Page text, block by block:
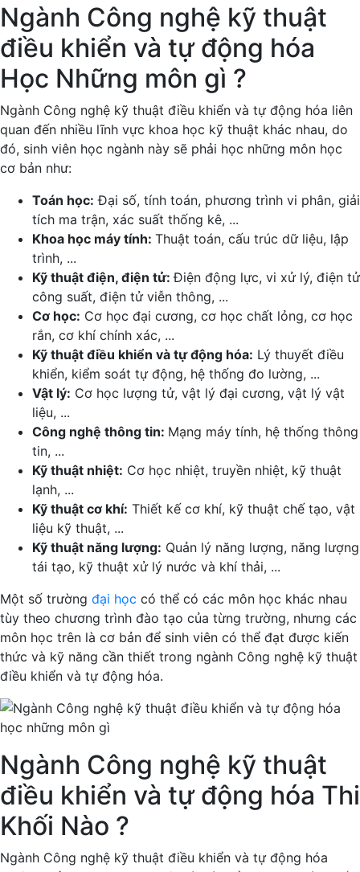
Ngành Công nghệ kỹ thuật
điều khiển và tự động hóa
Học Những môn gì ?
Ngành Công nghệ kỹ thuật điều khiển và tự động hóa liên
quan đến nhiều lĩnh vực khoa học kỹ thuật khác nhau, do
đó, sinh viên học ngành này sẽ phải học những môn học
cơ bản như:
Toán học: Đại số, tính toán, phương trình vi phân, giải
tích ma trận, xác suất thống kê, ...
Khoa học máy tính: Thuật toán, cấu trúc dữ liệu, lập
trình, ...
Kỹ thuật điện, điện tử:Điện động lực, vi xử lý, điện tử
công suất, điện tử viễn thông, ...
Cơ học: Cơ học đại cương, cơ học chất lỏng, cơ học
rắn, cơ khí chính xác, ...
Kỹ thuật điều khiển và tự động hóa: Lý thuyết điều
khiển, kiểm soát tự động, hệ thống đo lường, ...
Vật lý: Cơ học lượng tử, vật lý đại cương, vật lý vật
liệu, ...
Công nghệ thông tin: Mạng máy tính, hệ thống thông
tin, ...
Kỹ thuật nhiệt: Cơ học nhiệt, truyền nhiệt, kỹ thuật
lạnh, ...
Kỹ thuật cơ khí: Thiết kế cơ khí, kỹ thuật chế tạo, vật
liệu kỹ thuật, ...
Kỹ thuật năng lượng: Quản lý năng lượng, năng lượng
tái tạo, kỹ thuật xử lý nước và khí thải, ...
Một số trường đại học có thể có các môn học khác nhau
tùy theo chương trình đào tạo của từng trường, nhưng các
môn học trên là cơ bản để sinh viên có thể đạt được kiến
thức và kỹ năng cần thiết trong ngành Công nghệ kỹ thuật
điều khiển và tự động hóa.
Ngành Công nghệ kỹ thuật
điều khiển và tự động hóa Thi
Khối Nào ?
Ngành Công nghệ kỹ thuật điều khiển và tự động hóa